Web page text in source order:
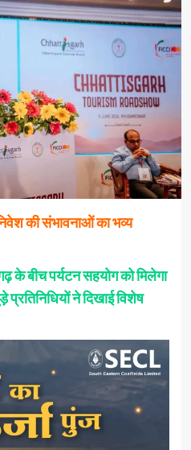
की संभावनाओं का भव्य
के बीच पर्यटन सहयोग को मिलेगा
ने दिखाई विशेष